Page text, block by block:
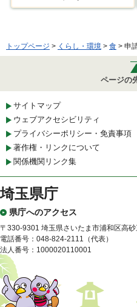
トップページ > くらし・環境 > 食 > 申
ページの
サイトマップ
ウェブアクセシビリティ
プライバシーポリシー・免責事項
著作権・リンクについて
関係機関リンク集
埼玉県庁
県庁へのアクセス
〒330-9301 埼玉県さいたま市浦和区高
電話番号：048-824-2111（代表）
法人番号：1000020110001